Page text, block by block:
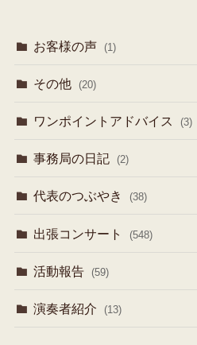
お客様の声 (1)
その他 (20)
ワンポイントアドバイス (3)
事務局の日記 (2)
代表のつぶやき (38)
出張コンサート (548)
活動報告 (59)
演奏者紹介 (13)